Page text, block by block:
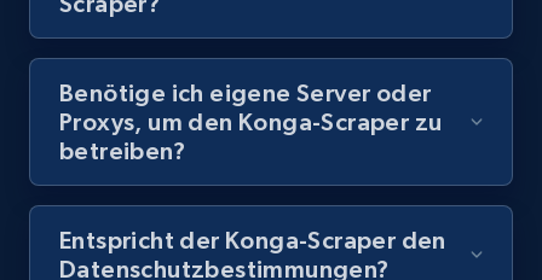
8.1K+
Youtube - Videos posts - Discovery records
by Explore page URL
URL, Title, Youtuber, Youtuber md5, Video url,
Video length, Likes, Views, and more.
Benötige ich eigene Server oder
Proxys, um den Konga-Scraper zu
betreiben?
Entspricht der Konga-Scraper den
Datenschutzbestimmungen?